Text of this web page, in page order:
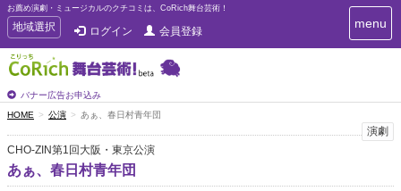
お薦め演劇・ミュージカルのクチコミは、CoRich舞台芸術！
T
o
g
g
e
n
a
v
i
g
地域選択 ログイン 会員登録
バナー広告お申込み
T
o
i
menu
HOME 公演 あぁ、春日村青年団
演劇
CHO-ZIN第1回大阪・東京公演
あぁ、春日村青年団